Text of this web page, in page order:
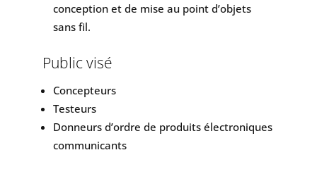
conception et de mise au point d’objets
sans fil.
Public visé
Concepteurs
Testeurs
Donneurs d’ordre de produits électroniques
communicants